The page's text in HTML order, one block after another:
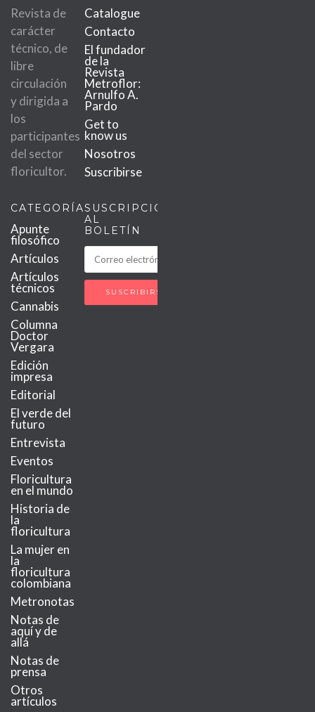
Revista de
carácter
técnico, de
libre
circulación
y dirigida a
los
participantes
del sector
floricultor.
Catalogue
Contacto
El fundador
de la
Revista
Metroflor:
Arnulfo A.
Pardo
Get to
know us
Nosotros
Suscribirse
CATEGORÍAS
Apunte
filosófico
Artículos
Artículos
técnicos
Cannabis
Columna
Doctor
Vergara
Edición
impresa
Editorial
El verde del
futuro
Entrevista
Eventos
Floricultura
en el mundo
Historia de
la
floricultura
La mujer en
la
floricultura
colombiana
Metronotas
Notas de
aquí y de
allá
Notas de
prensa
Otros
artículos
SUSCRIPCIÓN
AL
BOLETÍN